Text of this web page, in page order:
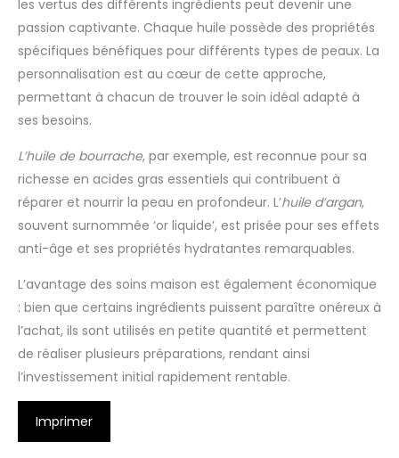
les vertus des différents ingrédients peut devenir une
passion captivante. Chaque huile possède des propriétés
spécifiques bénéfiques pour différents types de peaux. La
personnalisation est au cœur de cette approche,
permettant à chacun de trouver le soin idéal adapté à
ses besoins.
L’huile de bourrache, par exemple, est reconnue pour sa
richesse en acides gras essentiels qui contribuent à
réparer et nourrir la peau en profondeur. L’huile d’argan,
souvent surnommée ‘or liquide’, est prisée pour ses effets
anti-âge et ses propriétés hydratantes remarquables.
L’avantage des soins maison est également économique
: bien que certains ingrédients puissent paraître onéreux à
l’achat, ils sont utilisés en petite quantité et permettent
de réaliser plusieurs préparations, rendant ainsi
l’investissement initial rapidement rentable.
Imprimer